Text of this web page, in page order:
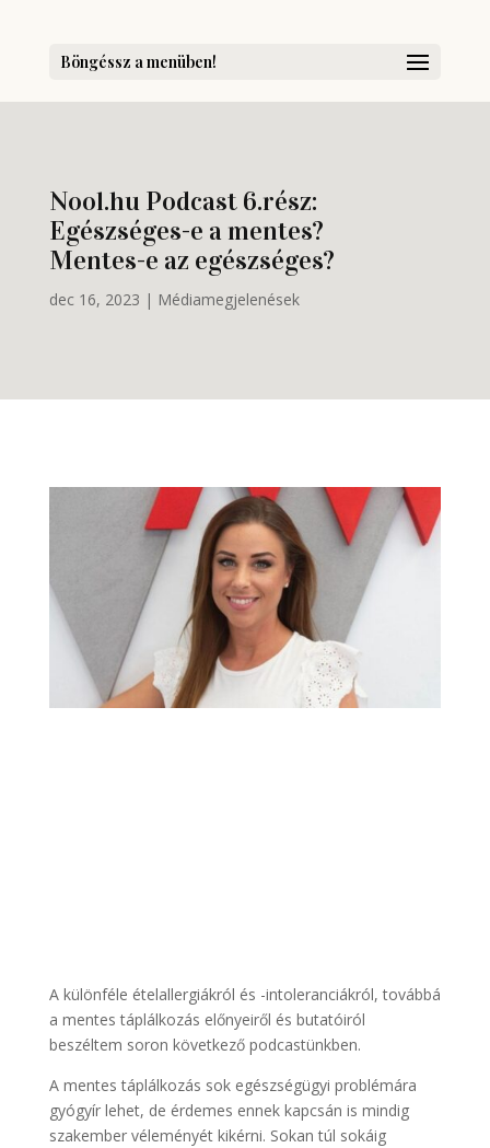
Böngéssz a menüben!
Nool.hu Podcast 6.rész:
Egészséges-e a mentes?
Mentes-e az egészséges?
dec 16, 2023 | Médiamegjelenések
A különféle ételallergiákról és -intoleranciákról, továbbá
a mentes táplálkozás előnyeiről és butatóiról
beszéltem soron következő podcastünkben.
A mentes táplálkozás sok egészségügyi problémára
gyógyír lehet, de érdemes ennek kapcsán is mindig
szakember véleményét kikérni. Sokan túl sokáig